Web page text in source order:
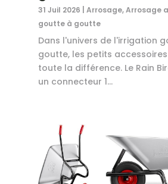
31 Juil 2026 Arrosage,Arrosage
goutte à goutte
Dans l'univers de l'irrigation
goutte, les petits
toute la différence. Le Rain Bird
un connecteur 1...